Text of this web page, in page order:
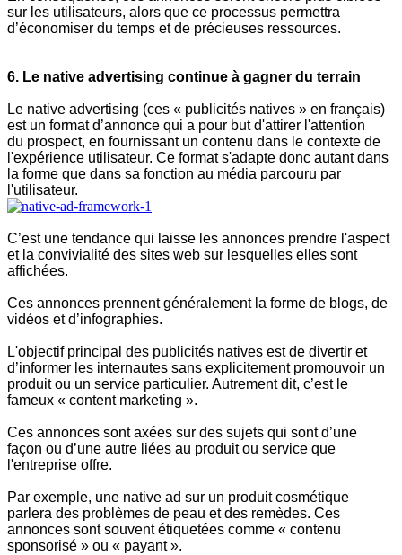
sur les utilisateurs, alors que ce processus permettra
d’économiser du temps et de précieuses ressources.
6. Le native advertising continue à gagner du terrain
Le native advertising (ces « publicités natives » en français)
est un format d’annonce qui a pour but d'attirer l'attention
du prospect, en fournissant un contenu dans le contexte de
l'expérience utilisateur. Ce format s'adapte donc autant dans
la forme que dans sa fonction au média parcouru par
l'utilisateur.
C’est une tendance qui laisse les annonces prendre l'aspect
et la convivialité des sites web sur lesquelles elles sont
affichées.
Ces annonces prennent généralement la forme de blogs, de
vidéos et d’infographies.
L'objectif principal des publicités natives est de divertir et
d’informer les internautes sans explicitement promouvoir un
produit ou un service particulier. Autrement dit, c’est le
fameux « content marketing ».
Ces annonces sont axées sur des sujets qui sont d’une
façon ou d’une autre liées au produit ou service que
l'entreprise offre.
Par exemple, une native ad sur un produit cosmétique
parlera des problèmes de peau et des remèdes. Ces
annonces sont souvent étiquetées comme « contenu
sponsorisé » ou « payant ».